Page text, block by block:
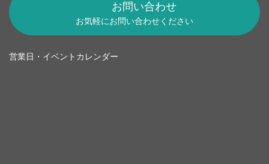
お問い合わせ
お気軽にお問い合わせください
営業日・イベントカレンダー